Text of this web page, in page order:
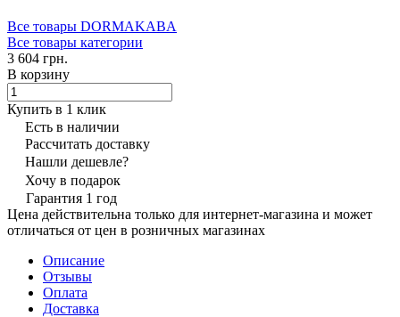
Все товары DORMAKABA
Все товары категории
3 604 грн.
В корзину
Купить в 1 клик
Есть в наличии
Рассчитать доставку
Нашли дешевле?
Хочу в подарок
Гарантия 1 год
Цена действительна только для интернет-магазина и может
отличаться от цен в розничных магазинах
Описание
Отзывы
Оплата
Доставка